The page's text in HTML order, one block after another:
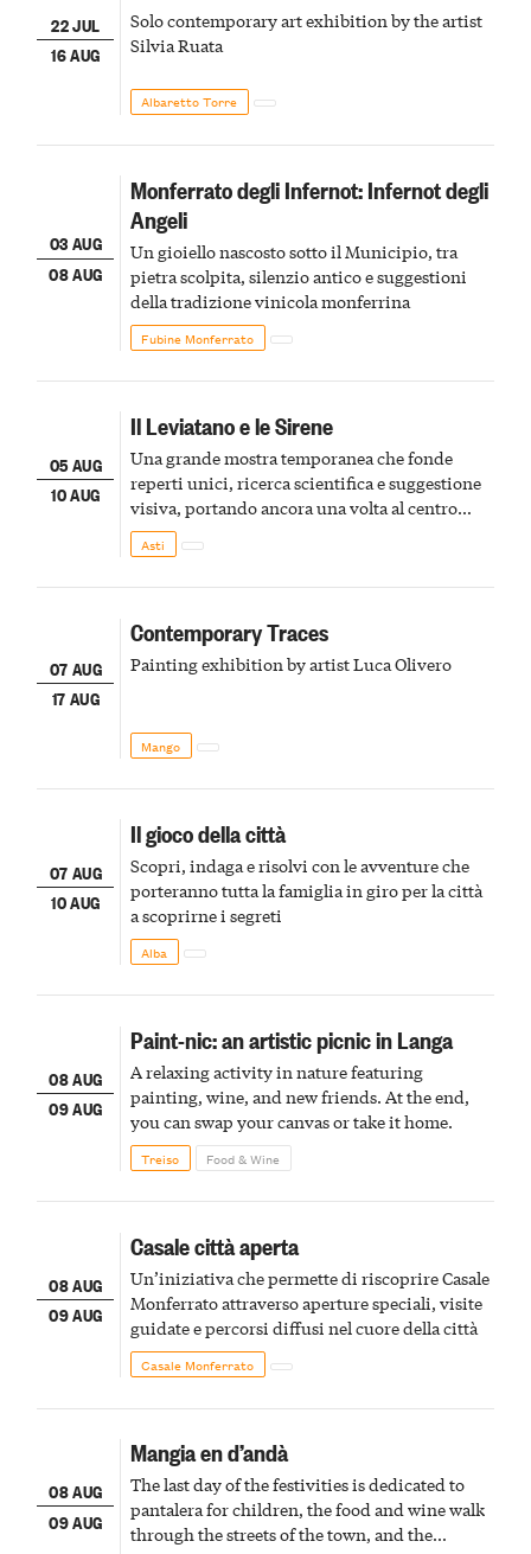
22 JUL
16 AUG
Solo contemporary art exhibition by the artist
Silvia Ruata
Albaretto Torre
03 AUG
08 AUG
Monferrato degli Infernot: Infernot degli
Angeli
Un gioiello nascosto sotto il Municipio, tra
pietra scolpita, silenzio antico e suggestioni
della tradizione vinicola monferrina
Fubine Monferrato
05 AUG
10 AUG
Il Leviatano e le Sirene
Una grande mostra temporanea che fonde
reperti unici, ricerca scientifica e suggestione
visiva, portando ancora una volta al centro
della scena le meraviglie del passato astigiano
Asti
07 AUG
17 AUG
Contemporary Traces
Painting exhibition by artist Luca Olivero
Mango
07 AUG
10 AUG
Il gioco della città
Scopri, indaga e risolvi con le avventure che
porteranno tutta la famiglia in giro per la città
a scoprirne i segreti
Alba
08 AUG
09 AUG
Paint-nic: an artistic picnic in Langa
A relaxing activity in nature featuring
painting, wine, and new friends. At the end,
you can swap your canvas or take it home.
Treiso Food & Wine
08 AUG
09 AUG
Casale città aperta
Un’iniziativa che permette di riscoprire Casale
Monferrato attraverso aperture speciali, visite
guidate e percorsi diffusi nel cuore della città
Casale Monferrato
08 AUG
09 AUG
Mangia en d’andà
The last day of the festivities is dedicated to
pantalera for children, the food and wine walk
through the streets of the town, and the